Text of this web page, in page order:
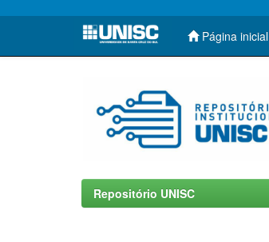
Skip
Página inicial
Repositório UNISC